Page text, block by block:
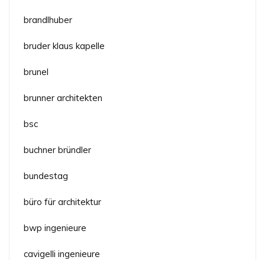
brandlhuber
bruder klaus kapelle
brunel
brunner architekten
bsc
buchner bründler
bundestag
büro für architektur
bwp ingenieure
cavigelli ingenieure